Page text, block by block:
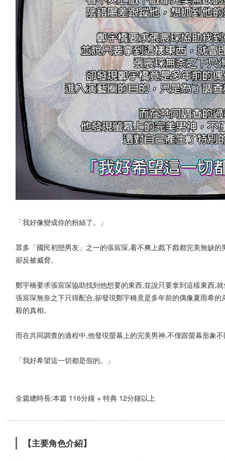
「我好像變成你的粉絲了。」
眾多「國民初戀男友」之一的張宸琛,看不爽上戲下戲都完美無缺
卻反被威脅。
鄭宇橋要求張宸琛協助找到他想要的東西,並說只要拿到這樣東西,
張宸琛無奈之下只得配合,卻發現鄭宇橋竟是多年前的偶像夏雨希
殺的真相。
而在共同調查的過程中,他發現螢幕上的完美男神,不僅跟螢幕形象
「我好希望這一切都是假的。」
全篇總時長:本篇 116分鐘 + 特典 12分鐘以上
【主要角色介紹】